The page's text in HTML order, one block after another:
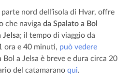
nord dell’isola di Hvar, offre
che naviga da Spalato a Bol
Jelsa; il tempo di viaggio da
ora e 40 minuti, può vedere
Bol a Jelsa è breve e dura circa 20
del catamarano qui.